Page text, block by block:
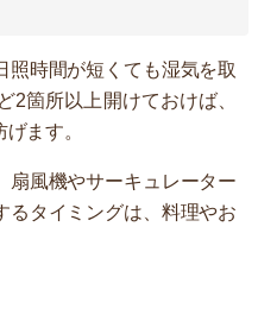
照時間が短くても湿気を取
2箇所以上開けておけば、
ます。
扇風機やサーキュレーター
るタイミングは、料理やお